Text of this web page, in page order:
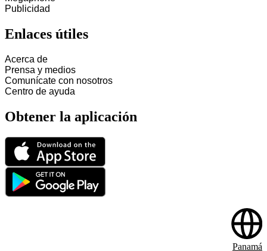
Publicidad
Enlaces útiles
Acerca de
Prensa y medios
Comunícate con nosotros
Centro de ayuda
Obtener la aplicación
Panamá